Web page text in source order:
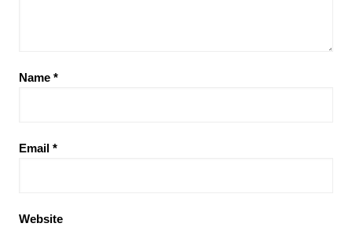
Name *
Email *
Website